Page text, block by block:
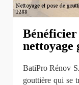
BatiPro Rénov
gouttière qui se